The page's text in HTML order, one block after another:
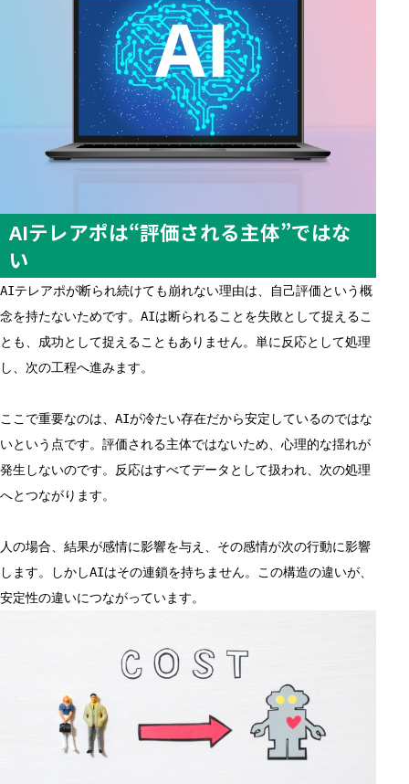
AIテレアポは“評価される主体”ではな
い
AIテレアポが断られ続けても崩れない理由は、自己評価という概
念を持たないためです。AIは断られることを失敗として捉えるこ
とも、成功として捉えることもありません。単に反応として処理
し、次の工程へ進みます。
ここで重要なのは、AIが冷たい存在だから安定しているのではな
いという点です。評価される主体ではないため、心理的な揺れが
発生しないのです。反応はすべてデータとして扱われ、次の処理
へとつながります。
人の場合、結果が感情に影響を与え、その感情が次の行動に影響
します。しかしAIはその連鎖を持ちません。この構造の違いが、
安定性の違いにつながっています。